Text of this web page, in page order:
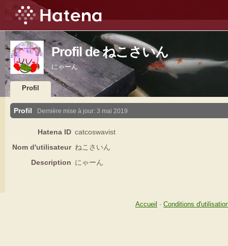
Profil de ねこさいん
にゃーん
Profil
Profil Dernière mise à jour: 3 mai 2019
Hatena ID catcoswavist
Nom d'utilisateur ねこさいん
Description にゃーん
Accueil - Conditions